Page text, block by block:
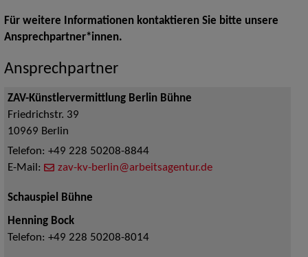
Für weitere Informationen kontaktieren Sie bitte unsere
Ansprechpartner*innen.
Ansprechpartner
ZAV-Künstlervermittlung Berlin Bühne
Friedrichstr. 39
10969 Berlin
Telefon: +49 228 50208-8844
E-Mail:
zav-kv-berlin@arbeitsagentur.de
Schauspiel Bühne
Henning Bock
Telefon: +49 228 50208-8014